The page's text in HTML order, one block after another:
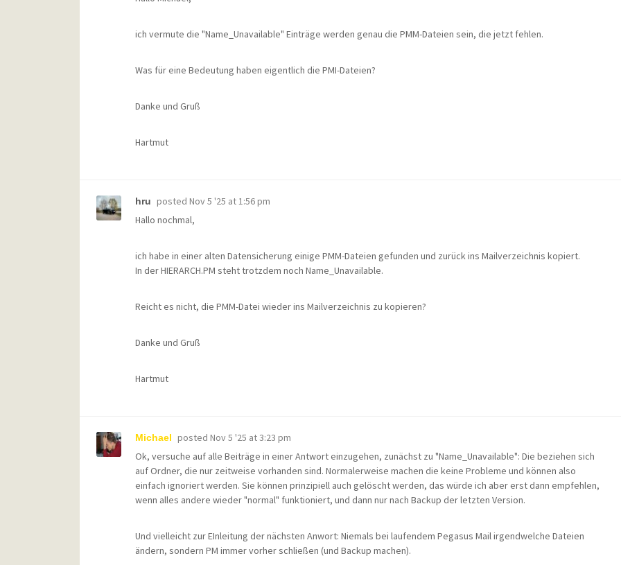
ich vermute die "Name_Unavailable" Einträge werden genau die PMM-Dateien sein, die jetzt fehlen.
Was für eine Bedeutung haben eigentlich die PMI-Dateien?
Danke und Gruß
Hartmut
hru posted Nov 5 '25 at 1:56 pm
Hallo nochmal,
ich habe in einer alten Datensicherung einige PMM-Dateien gefunden und zurück ins Mailverzeichnis kopiert.
In der HIERARCH.PM steht trotzdem noch Name_Unavailable.
Reicht es nicht, die PMM-Datei wieder ins Mailverzeichnis zu kopieren?
Danke und Gruß
Hartmut
Michael posted Nov 5 '25 at 3:23 pm
Ok, versuche auf alle Beiträge in einer Antwort einzugehen, zunächst zu "Name_Unavailable": Die beziehen sich
auf Ordner, die nur zeitweise vorhanden sind. Normalerweise machen die keine Probleme und können also
einfach ignoriert werden. Sie können prinzipiell auch gelöscht werden, das würde ich aber erst dann empfehlen,
wenn alles andere wieder "normal" funktioniert, und dann nur nach Backup der letzten Version.
Und vielleicht zur EInleitung der nächsten Anwort: Niemals bei laufendem Pegasus Mail irgendwelche Dateien
ändern, sondern PM immer vorher schließen (und Backup machen).